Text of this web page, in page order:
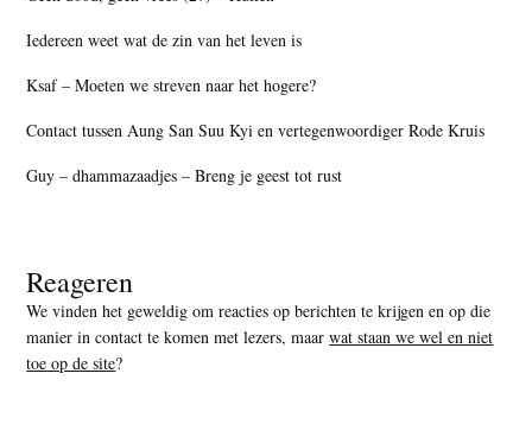
Iedereen weet wat de zin van het leven is
Ksaf – Moeten we streven naar het hogere?
Contact tussen Aung San Suu Kyi en vertegenwoordiger Rode Kruis
Guy – dhammazaadjes – Breng je geest tot rust
Reageren
We vinden het geweldig om reacties op berichten te krijgen en op die
manier in contact te komen met lezers, maarwat staan we wel en niet
toe op de site?